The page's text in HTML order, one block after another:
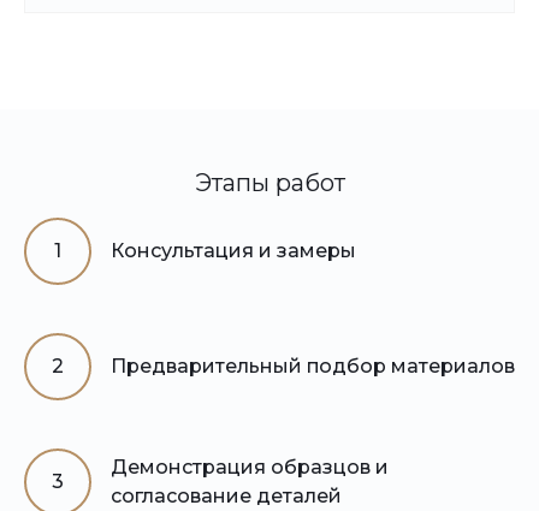
Этапы работ
1 Консультация и замеры
2 Предварительный подбор материалов
3
Демонстрация образцов и
согласование деталей